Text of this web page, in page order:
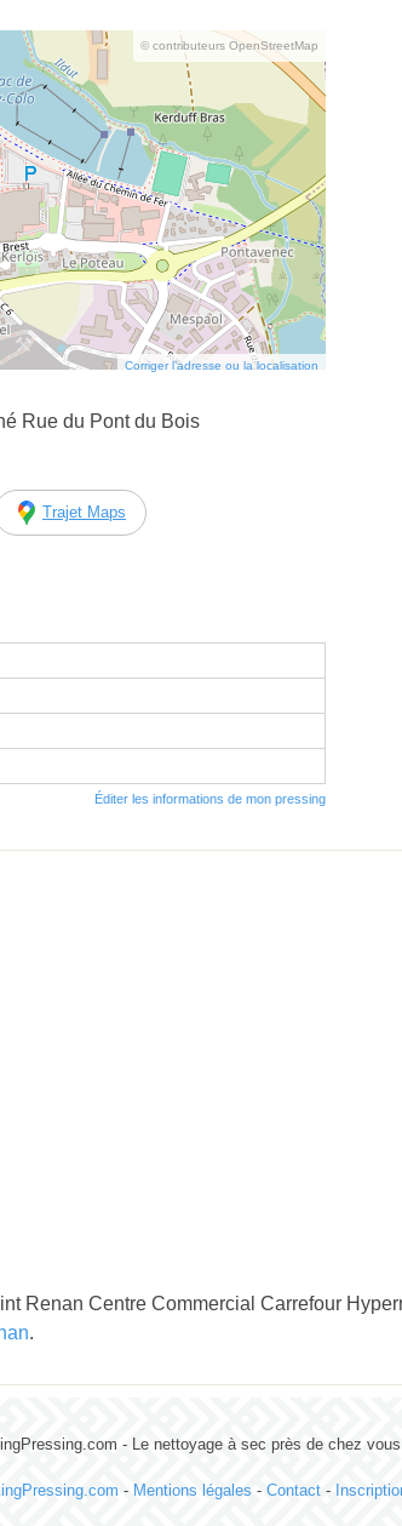
© contributeurs OpenStreetMap
Corriger l’adresse ou la localisation
Rue du Pont du Bois
Trajet Maps
Éditer les informations de mon pressing
Renan Centre Commercial Carrefour
.
- Le nettoyage à sec près de chez
- Mentions légales - Contact -